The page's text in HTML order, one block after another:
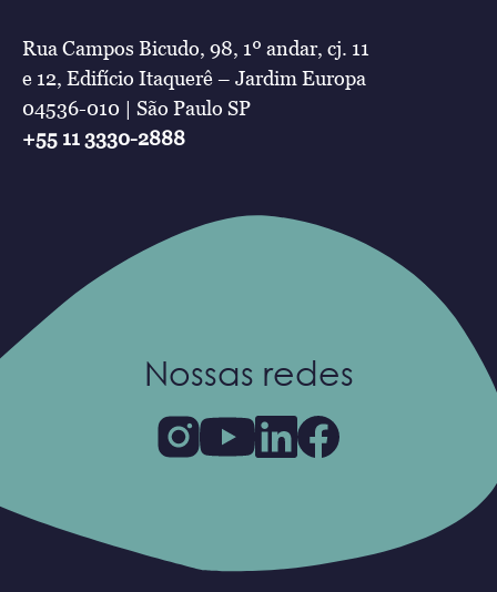
Rua Campos Bicudo, 98, 1º andar, cj. 11
e 12, Edifício Itaquerê – Jardim Europa
04536-010 | São Paulo SP
+55 11 3330-2888
Nossas redes